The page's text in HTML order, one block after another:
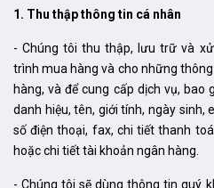
1. Thu thập thông tin cá nhân
- Chúng tôi thu thập, lưu trữ và
trình mua hàng và cho những
hàng, và để cung cấp dịch vụ,
danh hiệu, tên, giới tính, ngày sinh,
số điện thoại, fax, chi tiết thanh
hoặc chi tiết tài khoản ngân hàng.
- Chúng tôi sẽ dùng thông tin quý